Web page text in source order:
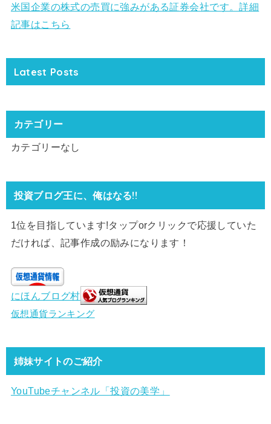
米国企業の株式の売買に強みがある証券会社です。詳細
記事はこちら
Latest Posts
カテゴリー
カテゴリーなし
投資ブログ王に、俺はなる!!
1位を目指しています!タップorクリックで応援していた
だければ、記事作成の励みになります！
にほんブログ村
仮想通貨ランキング
姉妹サイトのご紹介
YouTubeチャンネル「投資の美学」